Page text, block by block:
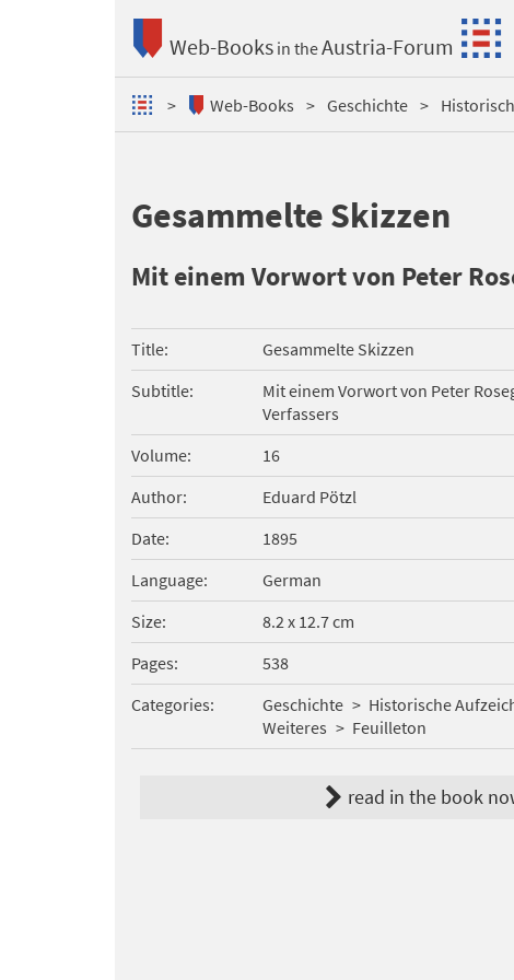
Web-Books in theAustria-Forum
Web-Books Geschichte
Gesammelte Skizzen
Mit einem Vorwort von Peter
Title
Gesammelte Skizzen
Subtitle
Mit einem Vorwort von Peter
Verfassers
Volume
16
Author
Eduard Pötzl
Date
1895
Language
German
Size
8.2 x 12.7 cm
Pages
538
Categories
Geschichte
Historische
Weiteres
Feuilleton
read in the book